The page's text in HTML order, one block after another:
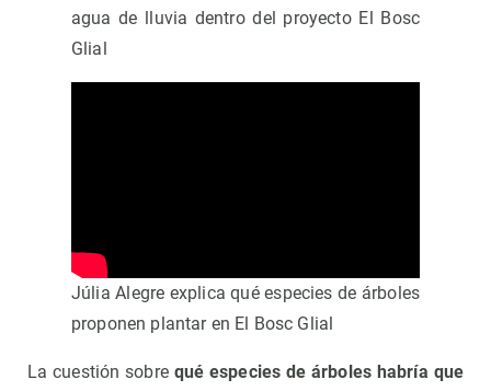
agua de lluvia dentro del proyecto El Bosc
Glial
Júlia Alegre explica qué especies de árboles
proponen plantar en El Bosc Glial
La cuestión sobre qué especies de árboles habría que